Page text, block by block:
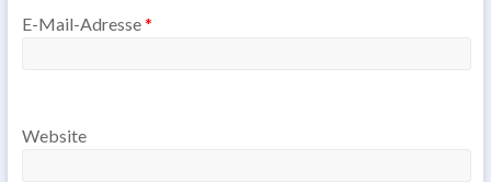
E-Mail-Adresse*
Website